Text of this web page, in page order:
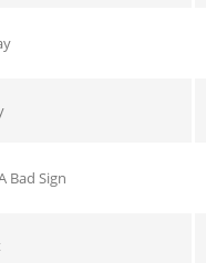
Bad Sign